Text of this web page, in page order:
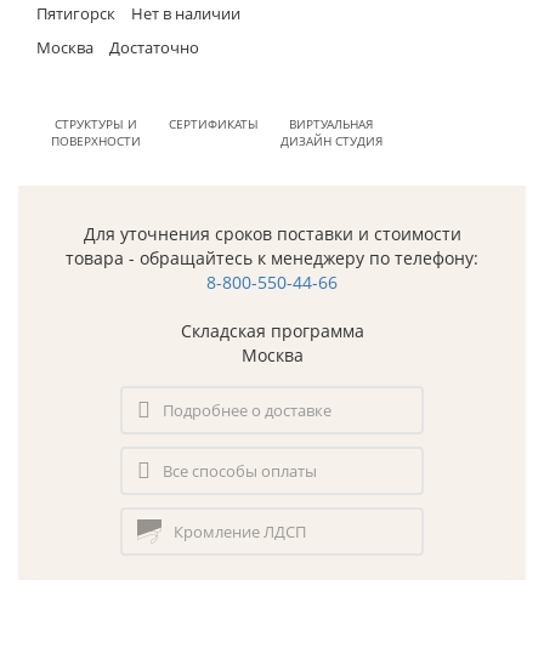
Пятигорск
Нет в наличии
Москва
Достаточно
СТРУКТУРЫ И
ПОВЕРХНОСТИ
СЕРТИФИКАТЫ
ВИРТУАЛЬНАЯ
ДИЗАЙН СТУДИЯ
Для уточнения сроков поставки и стоимости
товара - обращайтесь к менеджеру по телефону:
8-800-550-44-66
Складская программа
Москва
Подробнее о доставке
Все способы оплаты
Кромление ЛДСП